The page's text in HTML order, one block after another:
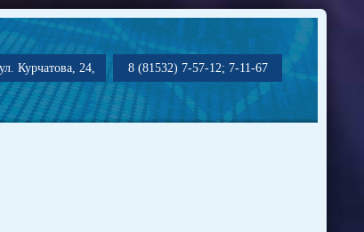
Курчатова, 24, 8 (81532) 7-57-12; 7-11-67